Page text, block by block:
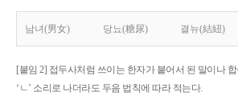
남녀(男女) 당뇨(糖尿) 결뉴(結紐)
[붙임 2] 접두사처럼 쓰이는 한자가 붙어서 된 말이나
‘ㄴ’ 소리로 나더라도 두음 법칙에 따라 적는다.